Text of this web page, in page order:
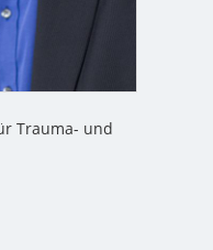
Trauma- und